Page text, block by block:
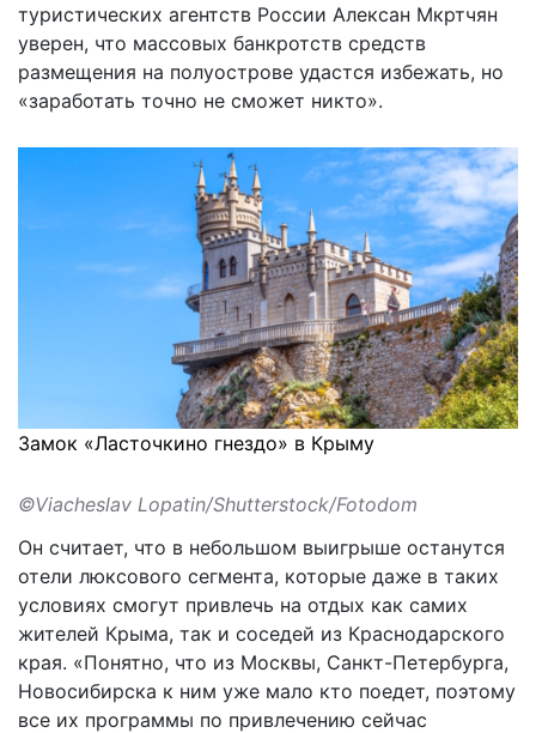
туристических агентств России Алексан Мкртчян
уверен, что массовых банкротств средств
размещения на полуострове удастся избежать, но
«заработать точно не сможет никто».
Замок «Ласточкино гнездо» в Крыму
©Viacheslav Lopatin/Shutterstock/Fotodom
Он считает, что в небольшом выигрыше останутся
отели люксового сегмента, которые даже в таких
условиях смогут привлечь на отдых как самих
жителей Крыма, так и соседей из Краснодарского
края. «Понятно, что из Москвы, Санкт-Петербурга,
Новосибирска к ним уже мало кто поедет, поэтому
все их программы по привлечению сейчас